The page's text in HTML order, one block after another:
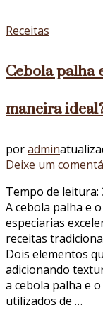
Receitas
Cebola
maneira
poradmin
Deixe um
Tempo de leitura:
A cebola palha e
especiarias
receitas
Dois elementos
adicionando
a cebola palha e
utilizados de …